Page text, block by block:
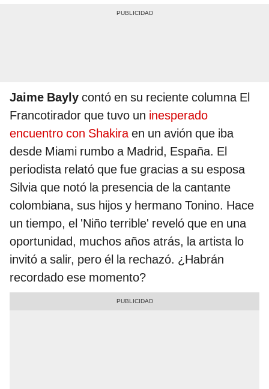
Jaime Bayly contó en su reciente columna El
Francotirador que tuvo un inesperado
encuentro con Shakiraen un avión que iba
desde Miami rumbo a Madrid, España. El
periodista relató que fue gracias a su esposa
Silvia que notó la presencia de la cantante
colombiana, sus hijos y hermano Tonino. Hace
un tiempo, el 'Niño terrible' reveló que en una
oportunidad, muchos años atrás, la artista lo
invitó a salir, pero él la rechazó. ¿Habrán
recordado ese momento?